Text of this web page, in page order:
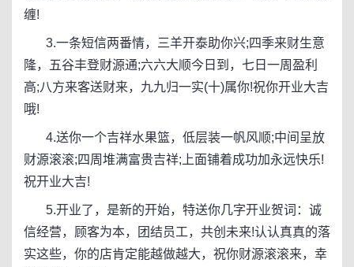
缠!
3.一条短信两番情，三羊开泰助你兴;四季来财生意
隆，五谷丰登财源通;六六大顺今日到，七日一周盈利
高;八方来客送财来，九九归一实(十)属你!祝你开业大吉
哦!
4.送你一个吉祥水果篮，低层装一帆风顺;中间呈放
财源滚滚;四周堆满富贵吉祥;上面铺着成功加永远快乐!
祝开业大吉!
5.开业了，是新的开始，特送你几字开业贺词：诚
信经营，顾客为本，团结员工，共创未来!认认真真的落
实这些，你的店肯定能越做越大，祝你财源滚滚来，幸